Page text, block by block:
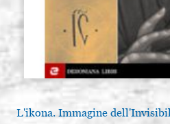
L'ikona. Immagine